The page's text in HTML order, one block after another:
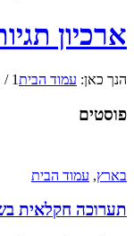
ארכיון
הנך כאן: עמוד הבית1
/
פוסטים
בארץ, עמוד הבית
תערוכה חקלאית